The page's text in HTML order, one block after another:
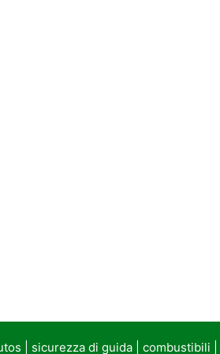
sicurezza di guida| combustibili